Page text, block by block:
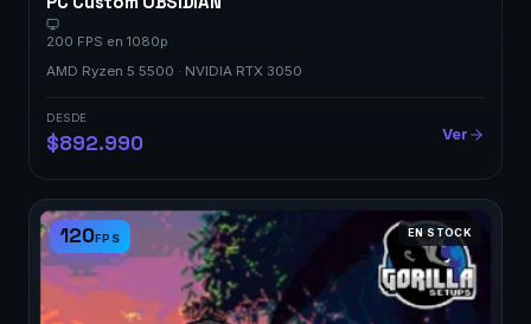
200 FPS en 1080p
AMD Ryzen 5 5500 · NVIDIA RTX 3050
DESDE
$892.990 Ver
120FPS EN STOCK